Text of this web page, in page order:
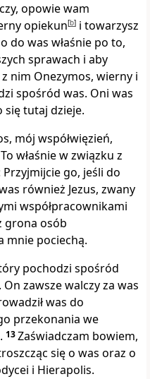
opowie wam
opiekun[b] i towarzysz
do was właśnie po to,
sprawach i aby
z nim Onezymos, wierny i
spośród was. Oni was
się tutaj dzieje.
mój współwięzień,
właśnie w związku z
go, jeśli do
również Jezus, zwany
współpracownikami
grona osób
mnie pociechą.
pochodzi spośród
On zawsze walczy za was
was do
przekonania we
13Zaświadczam bowiem,
się o was oraz o
i Hierapolis.